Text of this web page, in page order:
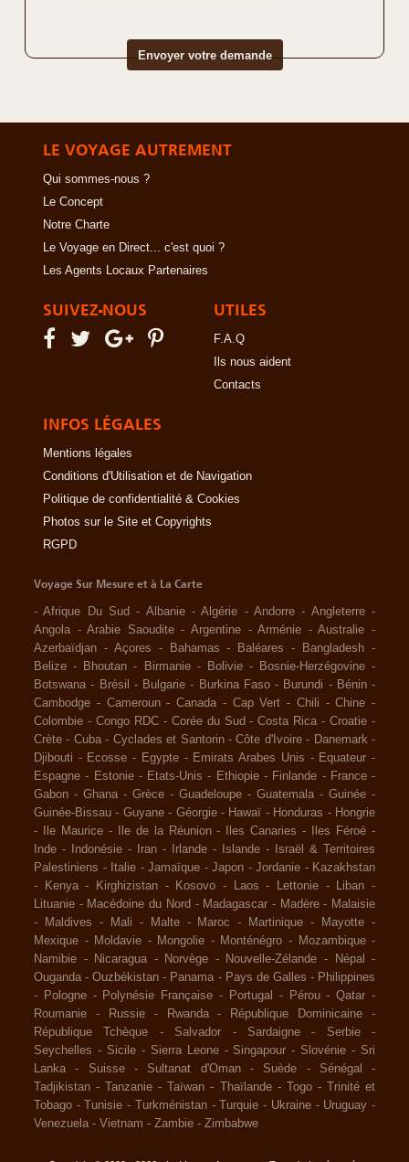
LE VOYAGE AUTREMENT
Qui sommes-nous ?
Le Concept
Notre Charte
Le Voyage en Direct... c'est quoi ?
Les Agents Locaux Partenaires
SUIVEZ-NOUS UTILES
F.A.Q
Ils nous aident
Contacts
INFOS LÉGALES
Mentions légales
Conditions d'Utilisation et de Navigation
Politique de confidentialité & Cookies
Photos sur le Site et Copyrights
RGPD
Voyage Sur Mesure et à La Carte
-Afrique Du Sud - Albanie -Algérie -Andorre - Angleterre -
Angola -Arabie Saoudite -Argentine -Arménie -Australie -
Azerbaïdjan - Açores - Bahamas - Baléares - Bangladesh -
Belize - Bhoutan - Birmanie - Bolivie - Bosnie-Herzégovine -
Botswana - Brésil - Bulgarie - Burkina Faso - Burundi - Bénin -
Cambodge - Cameroun - Canada - Cap Vert - Chili -Chine -
Colombie - Congo RDC - Corée du Sud -Costa Rica -Croatie -
Crète - Cuba - Cyclades et Santorin -Côte d'Ivoire - Danemark -
Djibouti - Ecosse - Egypte - Emirats Arabes Unis - Equateur -
Espagne - Estonie - Etats-Unis - Ethiopie - Finlande - France -
Gabon - Ghana - Grèce - Guadeloupe - Guatemala - Guinée -
Guinée-Bissau - Guyane - Géorgie - Hawaï - Honduras - Hongrie
-
Ile Maurice - Ile de la Réunion - Iles Canaries - Iles Féroé -
Inde - Indonésie - Iran - Irlande - Islande -
Israël & Territoires
Palestiniens - Italie - Jamaïque - Japon - Jordanie - Kazakhstan
-
Kenya - Kirghizistan - Kosovo - Laos - Lettonie - Liban -
Lituanie - Macédoine du Nord - Madagascar - Madère - Malaisie
-
Maldives - Mali - Malte - Maroc - Martinique - Mayotte -
Mexique - Moldavie - Mongolie - Monténégro - Mozambique -
Namibie - Nicaragua - Norvège - Nouvelle-Zélande - Népal
-
Ouganda -Ouzbékistan - Panama - Pays de Galles - Philippines
-
Pologne - Polynésie Française - Portugal - Pérou -Qatar -
Roumanie
- Russie - Rwanda - République Dominicaine
-
République Tchèque
- Salvador - Sardaigne - Serbie
-
Seychelles - Sicile - Sierra Leone - Singapour - Slovénie - Sri
Lanka
- Suisse - Sultanat d'Oman - Suède - Sénégal
-
Tadjikistan - Tanzanie - Taïwan - Thaïlande - Togo -
Trinité et
Tobago - Tunisie - Turkménistan - Turquie - Ukraine - Uruguay -
Venezuela - Vietnam - Zambie - Zimbabwe